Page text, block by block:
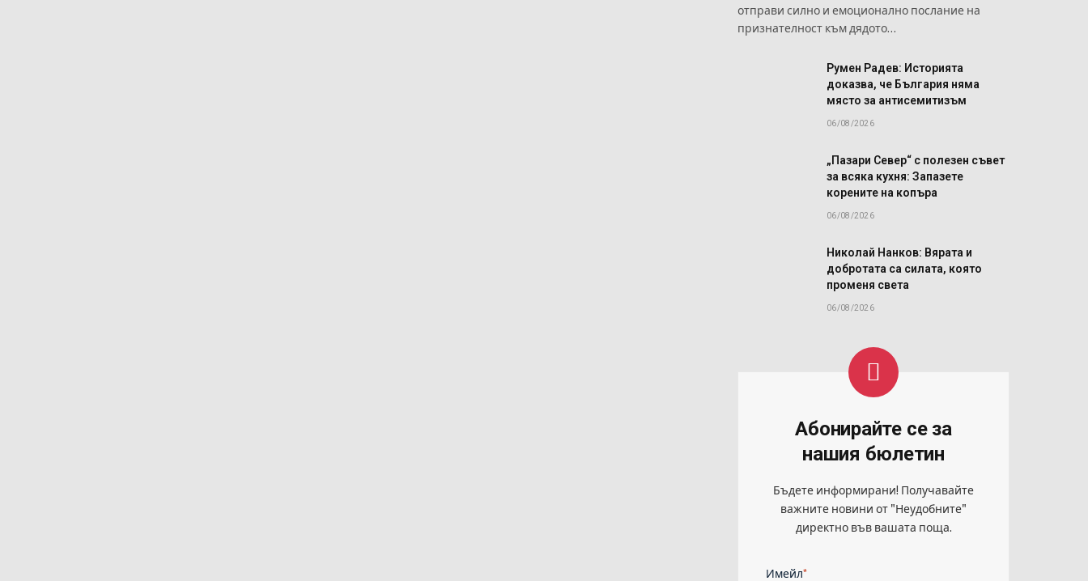
отправи силно и емоционално послание на
признателност към дядото…
Румен Радев: Историята
доказва, че България няма
място за антисемитизъм
06/08/2026
„Пазари Север“ с полезен съвет
за всяка кухня: Запазете
корените на копъра
06/08/2026
Николай Нанков: Вярата и
добротата са силата, която
променя света
06/08/2026
Абонирайте се за
нашия бюлетин
Бъдете информирани! Получавайте
важните новини от "Неудобните"
директно във вашата поща.
Имейл*